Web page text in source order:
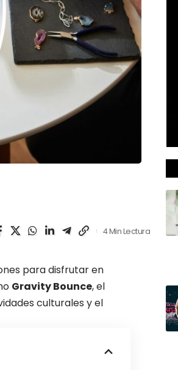
4 Min Lectura
para disfrutar en
Gravity Bounce, el
culturales y el